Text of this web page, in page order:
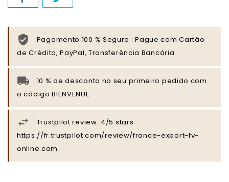
Pagamento 100 % Seguro : Pague com Cartão
de Crédito, PayPal, Transferência Bancária
10 % de desconto no seu primeiro pedido com
o código BIENVENUE
Trustpilot review: 4/5 stars
https://fr.trustpilot.com/review/france-export-fv-
online.com